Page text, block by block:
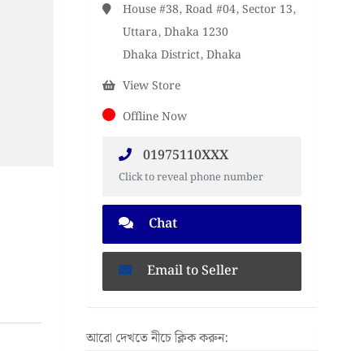
House #38, Road #04, Sector 13,
Uttara, Dhaka 1230
Dhaka District, Dhaka
View Store
Offline Now
01975110XXX
Click to reveal phone number
Chat
Email to Seller
আরো দেখতে নীচে ক্লিক করুন: